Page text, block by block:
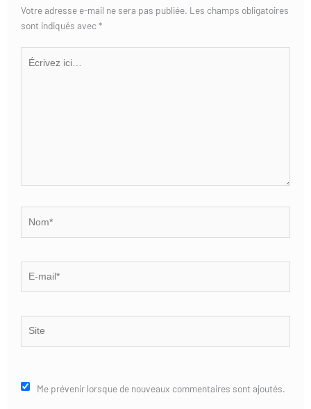
Votre adresse e-mail ne sera pas publiée. Les champs obligatoires
sont indiqués avec*
ici…
mail*
Me prévenir lorsque de nouveaux commentaires sont ajoutés.